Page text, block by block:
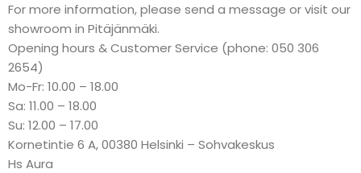
For more information, please send a message or visit our
showroom in Pitäjänmäki.
Opening hours & Customer Service (phone: 050 306
2654)
Mo-Fr: 10.00 – 18.00
Sa: 11.00 – 18.00
Su: 12.00 – 17.00
Kornetintie 6 A, 00380 Helsinki – Sohvakeskus
Hs Aura